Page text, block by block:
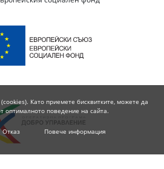
Като приемете бисквитките, можете да
оптималното поведение на сайта.
Отказ Повече информация